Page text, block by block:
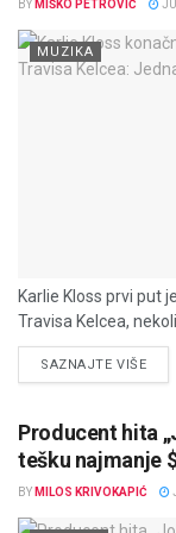
BY MIŠKO PETROVIĆ
MUZIKA
Karlie Kloss prvi put
Travisa Kelcea,
SAZNAJTE VIŠE
Producent hita
tešku najmanje
BY MILOS KRIVOKAPIĆ